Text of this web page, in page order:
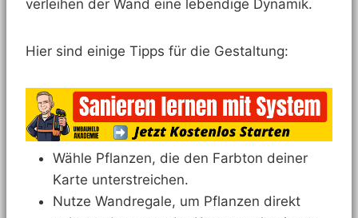
verleihen der Wand eine lebendige Dynamik.
Hier sind einige Tipps für die Gestaltung:
Wähle Pflanzen, die den Farbton deiner
Karte unterstreichen.
Nutze Wandregale, um Pflanzen direkt